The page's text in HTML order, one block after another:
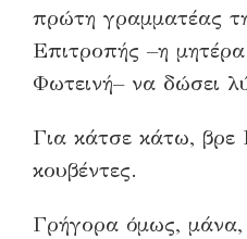
πρώτη γραμματέας
Επιτροπής –η
Φωτεινή– να δώσει
Για κάτσε κάτω,
κουβέντες.
Γρήγορα όμως, μάνα,